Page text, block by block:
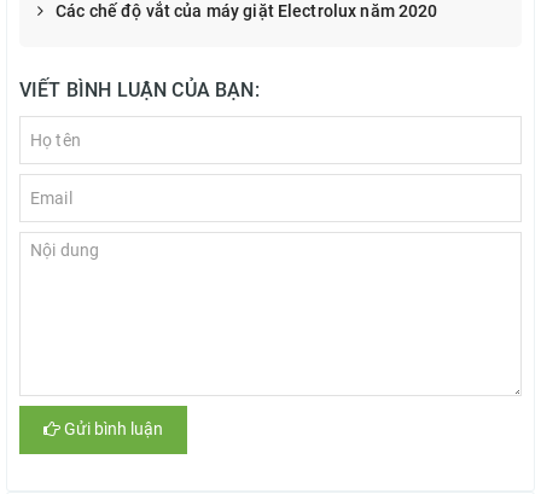
Các chế độ vắt của máy giặt Electrolux năm 2020
VIẾT BÌNH LUẬN CỦA BẠN:
Gửi bình luận